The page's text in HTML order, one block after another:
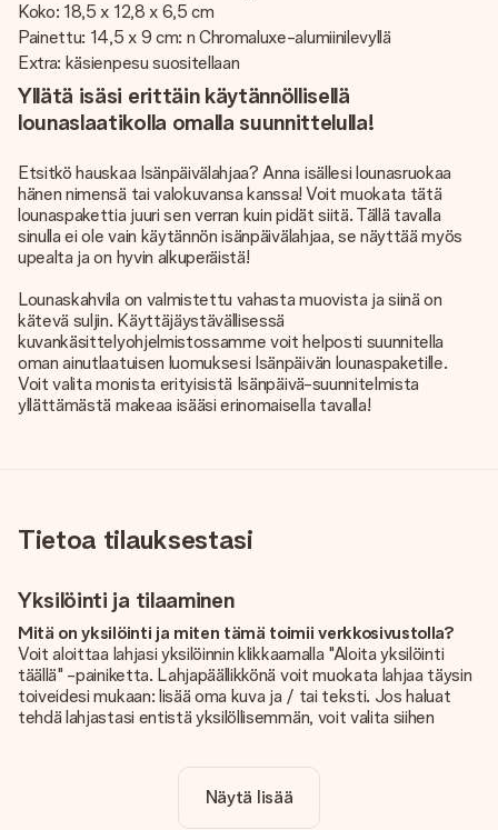
Koko: 18,5 x 12,8 x 6,5 cm
Painettu: 14,5 x 9 cm: n Chromaluxe-alumiinilevyllä
Extra: käsienpesu suositellaan
Yllätä isäsi erittäin käytännöllisellä
lounaslaatikolla omalla suunnittelulla!
Etsitkö hauskaa Isänpäivälahjaa? Anna isällesi lounasruokaa
hänen nimensä tai valokuvansa kanssa! Voit muokata tätä
lounaspakettia juuri sen verran kuin pidät siitä. Tällä tavalla
sinulla ei ole vain käytännön isänpäivälahjaa, se näyttää myös
upealta ja on hyvin alkuperäistä!
Lounaskahvila on valmistettu vahasta muovista ja siinä on
kätevä suljin. Käyttäjäystävällisessä
kuvankäsittelyohjelmistossamme voit helposti suunnitella
oman ainutlaatuisen luomuksesi Isänpäivän lounaspaketille.
Voit valita monista erityisistä Isänpäivä-suunnitelmista
yllättämästä makeaa isääsi erinomaisella tavalla!
Tietoa tilauksestasi
Yksilöinti ja tilaaminen
Mitä on yksilöinti ja miten tämä toimii verkkosivustolla?
Voit aloittaa lahjasi yksilöinnin klikkaamalla "Aloita yksilöinti
täällä" -painiketta. Lahjapäällikkönä voit muokata lahjaa täysin
toiveidesi mukaan: lisää oma kuva ja / tai teksti. Jos haluat
tehdä lahjastasi entistä yksilöllisemmän, voit valita siihen
Sisältyykö yksilöinti hintaan?
Sivustolla näkyvä hinta sisältää lahjasi yksilöinnin. Hauskaa ja
Näytä lisää